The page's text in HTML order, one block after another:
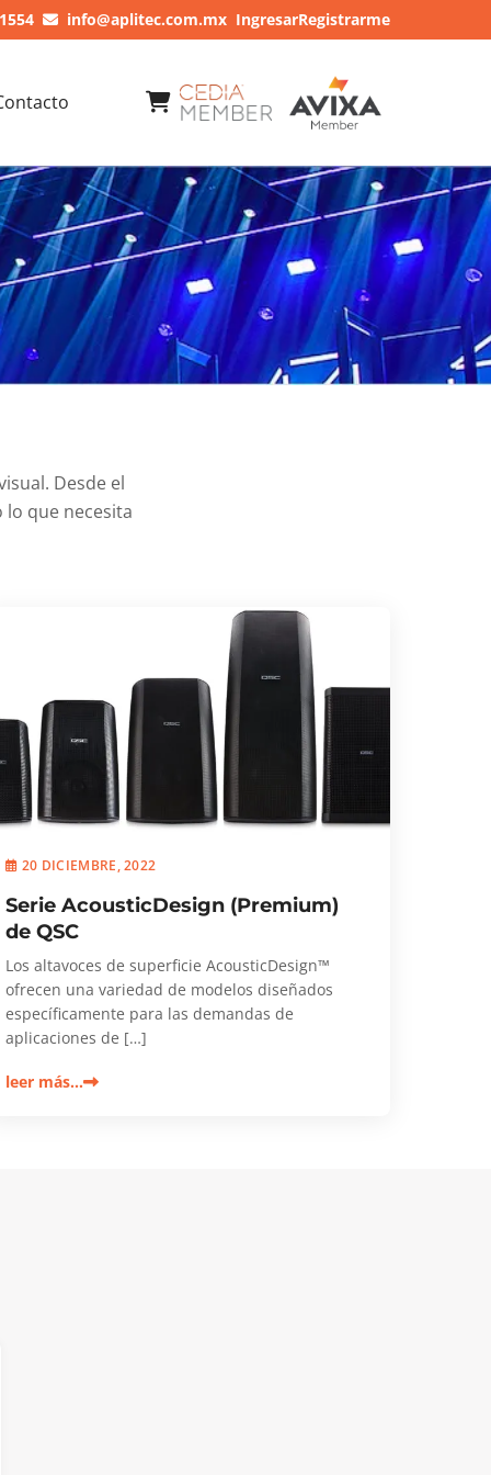
info@aplitec.com.mx IngresarRegistrarme
Desde el
que necesita
20 DICIEMBRE, 2022
Serie AcousticDesign (Premium)
de QSC
Los altavoces de superficie AcousticDesign™
ofrecen una variedad de modelos diseñados
específicamente para las demandas de
aplicaciones de […]
leer más…